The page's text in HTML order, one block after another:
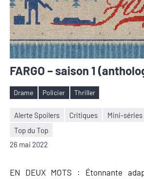
FARGO – saison 1
Étiquettes
Drame Policier Thriller
Alerte Spoilers Critiques Mini-séries
Top du Top
26 mai 2022
Nicolas
Auger
Aucun
commentaire
EN DEUX MOTS : Étonnante